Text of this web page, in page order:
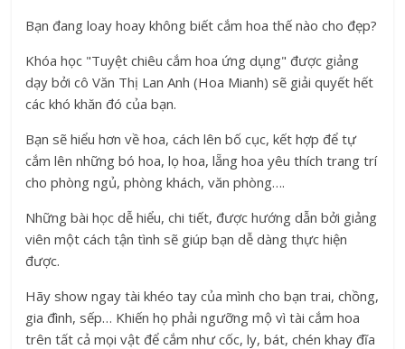
Bạn đang loay hoay không biết cắm hoa thế nào cho đẹp?
Khóa học "Tuyệt chiêu cắm hoa ứng dụng" được giảng
dạy bởi cô Văn Thị Lan Anh (Hoa Mianh) sẽ giải quyết hết
các khó khăn đó của bạn.
Bạn sẽ hiểu hơn về hoa, cách lên bố cục, kết hợp để tự
cắm lên những bó hoa, lọ hoa, lẵng hoa yêu thích trang trí
cho phòng ngủ, phòng khách, văn phòng….
Những bài học dễ hiểu, chi tiết, được hướng dẫn bởi giảng
viên một cách tận tình sẽ giúp bạn dễ dàng thực hiện
được.
Hãy show ngay tài khéo tay của mình cho bạn trai, chồng,
gia đình, sếp… Khiến họ phải ngưỡng mộ vì tài cắm hoa
trên tất cả mọi vật để cắm như cốc, ly, bát, chén khay đĩa